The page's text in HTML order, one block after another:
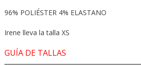
96% POLIÉSTER 4% ELASTANO
Irene lleva la talla XS
GUÍA DE TALLAS